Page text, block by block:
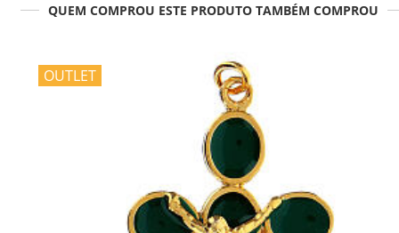
QUEM COMPROU ESTE PRODUTO TAMBÉM COMPROU
OUTLET